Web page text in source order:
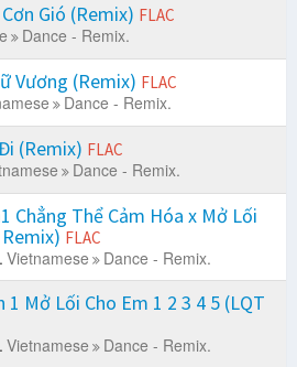
Gió (Remix) FLAC
Dance - Remix.
Vương (Remix) FLAC
Dance - Remix.
(Remix) FLAC
Dance - Remix.
Chẳng Thể Cảm Hóa x Mở Lối
FLAC
Vietnamese Dance - Remix.
1 Mở Lối Cho Em 1 2 3 4 5 (LQT
Vietnamese Dance - Remix.